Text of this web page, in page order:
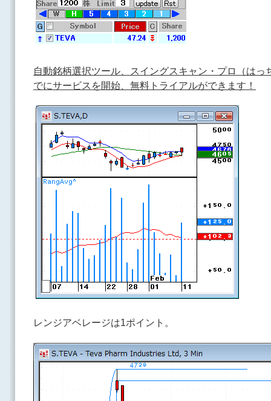
自動銘柄選択ツール、スイングスキャン・プロ（はっ
でにサービスを開始、無料トライアルができます！
レンジアベレージは1ポイント。